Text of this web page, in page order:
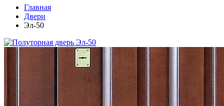
Главная
Двери
Эл-50